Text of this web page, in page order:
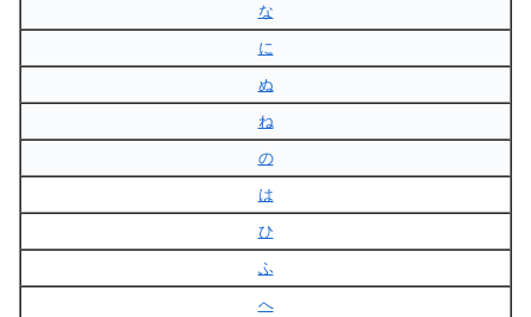
な
に
ぬ
ね
の
は
ひ
ふ
へ